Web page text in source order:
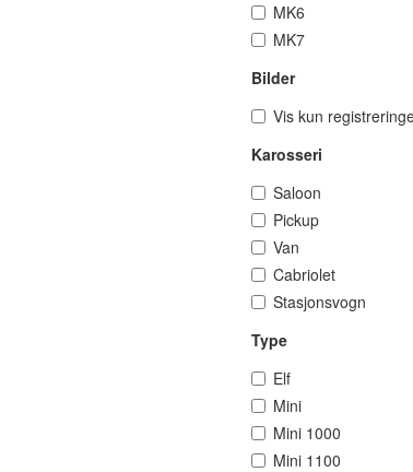
MK6
MK7
Bilder
Vis kun
Karosseri
Saloon
Pickup
Van
Cabriolet
Stasjonsvogn
Type
Elf
Mini
Mini 1000
Mini 1100